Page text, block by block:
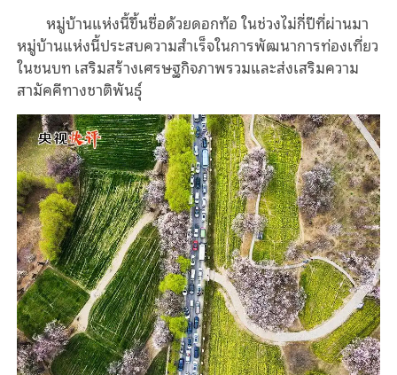
หมู่บ้านแห่งนี้ขึ้นชื่อด้วยดอกท้อ ในช่วงไม่กี่ปีที่ผ่านมา
หมู่บ้านแห่งนี้ประสบความสำเร็จในการพัฒนาการท่องเที่ยว
ในชนบท เสริมสร้างเศรษฐกิจภาพรวมและส่งเสริมความ
สามัคคีทางชาติพันธุ์